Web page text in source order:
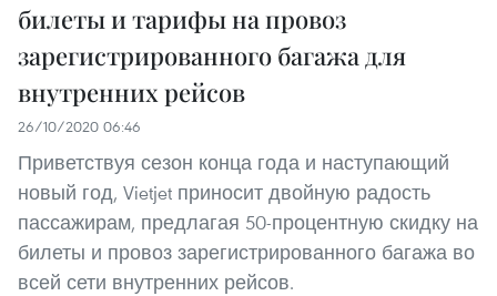
билеты и тарифы на провоз
зарегистрированного багажа для
внутренних рейсов
26/10/2020 06:46
Приветствуя сезон конца года и наступающий
новый год, Vietjet приносит двойную радость
пассажирам, предлагая 50-процентную скидку на
билеты и провоз зарегистрированного багажа во
всей сети внутренних рейсов.